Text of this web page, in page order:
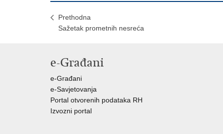
Prethodna
Sažetak prometnih nesreća
e-Građani
e-Građani
e-Savjetovanja
Portal otvorenih podataka RH
Izvozni portal